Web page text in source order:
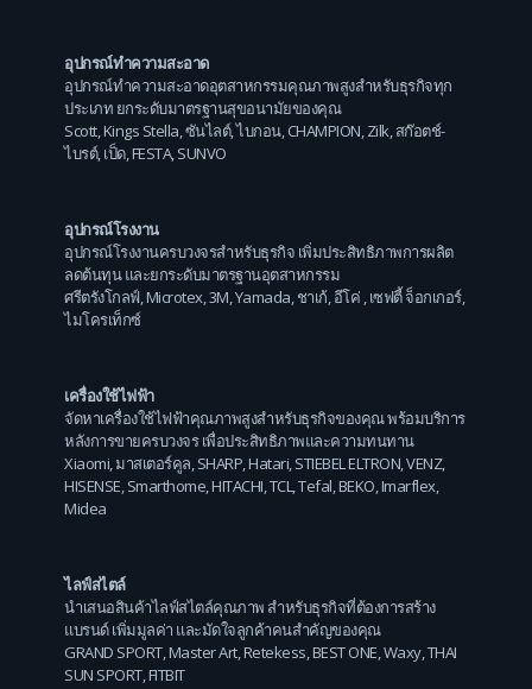
อุปกรณ์ทำความสะอาด
อุปกรณ์ทำความสะอาดอุตสาหกรรมคุณภาพสูงสำหรับธุรกิจทุก
ประเภท ยกระดับมาตรฐานสุขอนามัยของคุณ
Scott,Kings Stella,ซันไลต์,ไบกอน,CHAMPION,Zilk,สก๊อตช์-
ไบรต์,เป็ด,FESTA,SUNVO
อุปกรณ์โรงงาน
อุปกรณ์โรงงานครบวงจรสำหรับธุรกิจ เพิ่มประสิทธิภาพการผลิต
ลดต้นทุน และยกระดับมาตรฐานอุตสาหกรรม
ศรีตรังโกลฟ์,Microtex,3M,Yamada,ชาเก้,อีโค่ ,เซฟตี้ จ็อกเกอร์,
ไมโครเท็กซ์
เครื่องใช้ไฟฟ้า
จัดหาเครื่องใช้ไฟฟ้าคุณภาพสูงสำหรับธุรกิจของคุณ พร้อมบริการ
หลังการขายครบวงจร เพื่อประสิทธิภาพและความทนทาน
Xiaomi,มาสเตอร์คูล,SHARP,Hatari,STIEBEL ELTRON,VENZ,
HISENSE,Smarthome,HITACHI,TCL,Tefal,BEKO,Imarflex,
Midea
ไลฟ์สไตล์
นำเสนอสินค้าไลฟ์สไตล์คุณภาพ สำหรับธุรกิจที่ต้องการสร้าง
แบรนด์ เพิ่มมูลค่า และมัดใจลูกค้าคนสำคัญของคุณ
GRAND SPORT,Master Art,Retekess,BEST ONE,Waxy,THAI
SUN SPORT,FITBIT